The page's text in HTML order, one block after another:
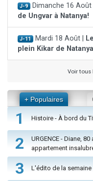
J-9 Dimanche 16 Août |
de Ungvar à Natanya!
J-11 Mardi 18 Août |
plein Kikar de
Voir tous
+ Populaires
1 Histoire - À bord du
2
URGENCE - Diane,
appartement
3 L'édito de la semaine